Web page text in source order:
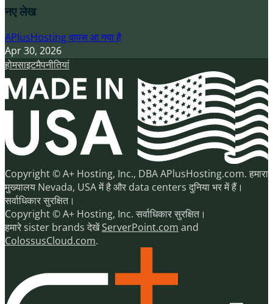
नए लेख
APlusHosting वापस आ गया है
Apr 30, 2026
होमसाइटमैपनीतियां
Copyright © A+ Hosting, Inc., DBA APlusHosting.com. हमारा
मुख्यालय Nevada, USA में है और data centers दुनिया भर में हैं।
सर्वाधिकार सुरक्षित।
Copyright © A+ Hosting, Inc. सर्वाधिकार सुरक्षित।
हमारे sister brands देखेंServerPoint.com and
ColossusCloud.com.